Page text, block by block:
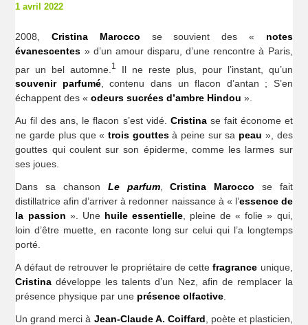
1 avril 2022
2008,Cristina Marocco se souvient des « notes
évanescentes » d’un amour disparu, d’une rencontre à Paris,
par un bel automne. 1
Il ne reste plus, pour l’instant, qu’un
souvenir parfumé, contenu dans un flacon d’antan ; S’en
échappent des «odeurs sucrées d’ambre Hindou ».
Au fil des ans, le flacon s’est vidé. Cristinase fait économe et
ne garde plus que « trois gouttesà peine sur sa peau », des
gouttes qui coulent sur son épiderme, comme les larmes sur
ses joues.
Dans sa chanson Le parfum,Cristina Marocco se fait
distillatrice afin d’arriver à redonner naissance à « l’essence de
la passion ». Une huile essentielle, pleine de « folie » qui,
loin d’être muette, en raconte long sur celui qui l’a longtemps
porté.
A défaut de retrouver le propriétaire de cettefragrance unique,
Cristina développe les talents d’un Nez, afin de remplacer la
présence physique par une présence olfactive
Un grand merci à Jean-Claude A. Coiffard , poète et plasticien,